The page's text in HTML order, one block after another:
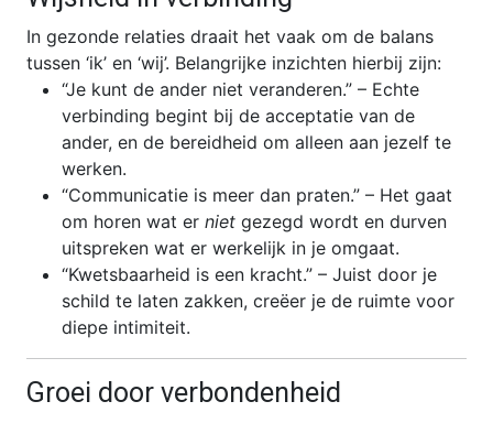
In gezonde relaties draait het vaak om de balans
tussen ‘ik’ en ‘wij’. Belangrijke inzichten hierbij zijn:
“Je kunt de ander niet veranderen.” – Echte
verbinding begint bij de acceptatie van de
ander, en de bereidheid om alleen aan jezelf te
werken.
“Communicatie is meer dan praten.” – Het gaat
om horen wat er niet gezegd wordt en durven
uitspreken wat er werkelijk in je omgaat.
“Kwetsbaarheid is een kracht.” – Juist door je
schild te laten zakken, creëer je de ruimte voor
diepe intimiteit.
Groei door verbondenheid